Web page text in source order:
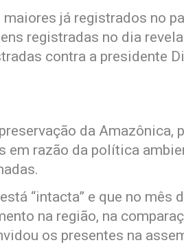
já registrados no
registradas no dia
contra a presidente
da Amazônica,
em razão da política
“intacta” e que no mês
na região, na
os presentes na